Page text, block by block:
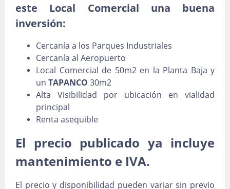
este Local Comercial una buena
inversión:
Cercanía a los Parques Industriales
Cercanía al Aeropuerto
Local Comercial de 50m2 en la Planta Baja y
un TAPANCO 30m2
Alta Visibilidad por ubicación en vialidad
principal
Renta asequible
El precio publicado ya incluye
mantenimiento e IVA.
El precio y disponibilidad pueden variar sin previo